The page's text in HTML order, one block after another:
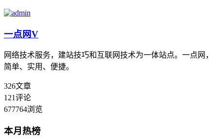
一点网V
网络技术服务，建站技巧和互联网技术为一体站点。一点网，
简单、实用、便捷。
326文章
121评论
677764浏览
本月热榜